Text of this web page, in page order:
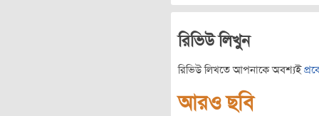
রিভিউ লিখুন
রিভিউ লিখতে আপনাকে অবশ্যই
আরও ছবি